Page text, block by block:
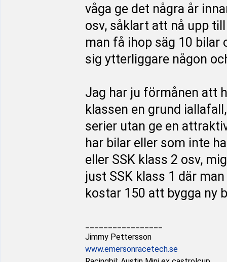
våga ge det några år
osv, såklart att nå upp
man få ihop säg 10 bilar
sig ytterliggare någon
Jag har ju förmånen att
klassen en grund
serier utan ge en
har bilar eller som inte
eller SSK klass 2 osv,
just SSK klass 1 där
kostar 150 att bygga ny
Jimmy Pettersson
www.emersonracetech.se